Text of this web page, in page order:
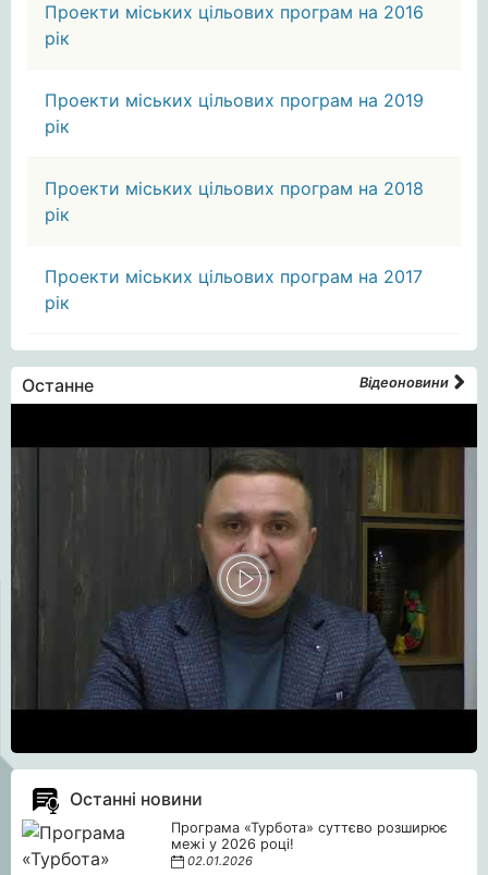
Проекти міських цільових програм на 2016
рік
Проекти міських цільових програм на 2019
рік
Проекти міських цільових програм на 2018
рік
Проекти міських цільових програм на 2017
рік
Останне Відеоновини
Останні новини
Програма «Турбота» суттєво розширює
межі у 2026 році!
02.01.2026